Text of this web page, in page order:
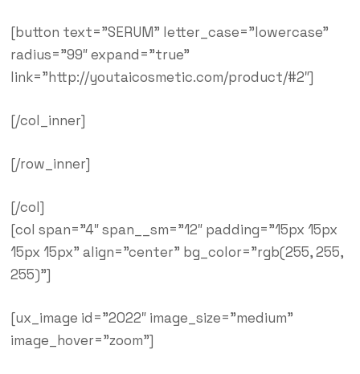
[button text=”SERUM” letter_case=”lowercase”
radius=”99″ expand=”true”
link=”http://youtaicosmetic.com/product/#2″]
[/col_inner]
[/row_inner]
[/col]
[col span=”4″ span__sm=”12″ padding=”15px 15px
15px 15px” align=”center” bg_color=”rgb(255, 255,
255)”]
[ux_image id=”2022″ image_size=”medium”
image_hover=”zoom”]